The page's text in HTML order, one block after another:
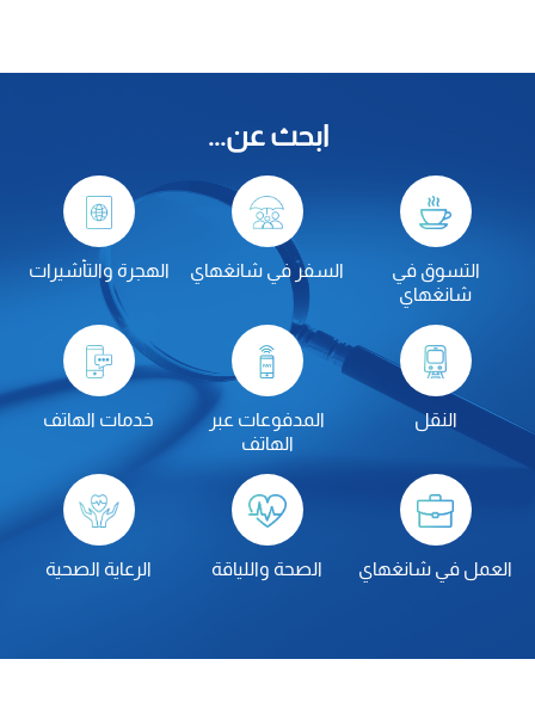
ابحث عن...
الهجرة والتأشيرات السفر في شانغهاي
التسوق في
شانغهاي
خدمات الهاتف
المدفوعات عبر
الهاتف
النقل
الرعاية الصحية الصحة واللياقة العمل في شانغهاي